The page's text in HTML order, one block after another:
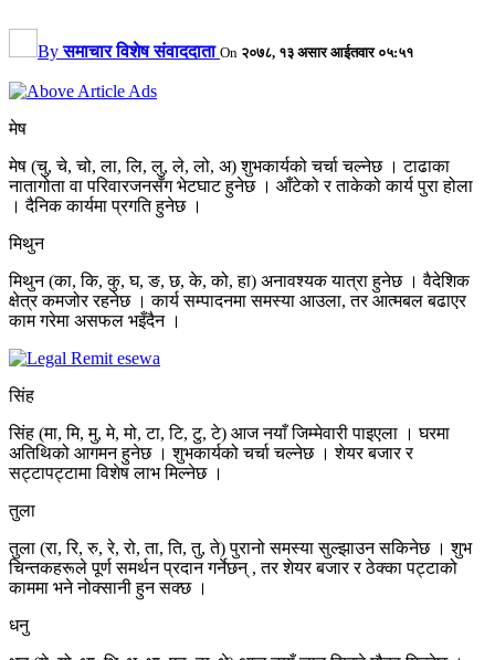
Byसमाचार विशेष संवाददाता On २०७८, १३ असार आईतवार ०५:५१
मेष
मेष (चु, चे, चो, ला, लि, लु, ले, लो, अ) शुभकार्यको चर्चा चल्नेछ । टाढाका
नातागोता वा परिवारजनसँग भेटघाट हुनेछ । आँटेको र ताकेको कार्य पुरा होला
। दैनिक कार्यमा प्रगति हुनेछ ।
मिथुन
मिथुन (का, कि, कु, घ, ङ, छ, के, को, हा) अनावश्यक यात्रा हुनेछ । वैदेशिक
क्षेत्र कमजोर रहनेछ । कार्य सम्पादनमा समस्या आउला, तर आत्मबल बढाएर
काम गरेमा असफल भइँदैन ।
सिंह
सिंह (मा, मि, मु, मे, मो, टा, टि, टु, टे) आज नयाँ जिम्मेवारी पाइएला । घरमा
अतिथिको आगमन हुनेछ । शुभकार्यको चर्चा चल्नेछ । शेयर बजार र
सट्टापट्टामा विशेष लाभ मिल्नेछ ।
तुला
तुला (रा, रि, रु, रे, रो, ता, ति, तु, ते) पुरानो समस्या सुल्झाउन सकिनेछ । शुभ
चिन्तकहरूले पूर्ण समर्थन प्रदान गर्नेछन् , तर शेयर बजार र ठेक्का पट्टाको
काममा भने नोक्सानी हुन सक्छ ।
धनु